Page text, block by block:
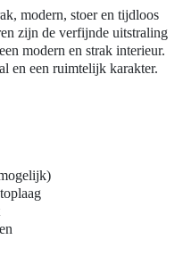
modern, stoer en tijdloos
zijn de verfijnde uitstraling
modern en strak interieur.
en een ruimtelijk karakter.